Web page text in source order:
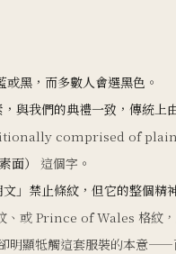
或黑，而多數人會選黑色 。
與我們的典禮一致，傳統上
comprised of
面）
這個字。
」禁止條紋，但它的整個精
、或 Prince of Wales 格紋
明顯牴觸這套服裝的本意——